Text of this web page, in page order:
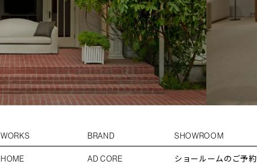
WORKS
HOME
BRAND
AD CORE
SHOWROOM
ショールームのご予約